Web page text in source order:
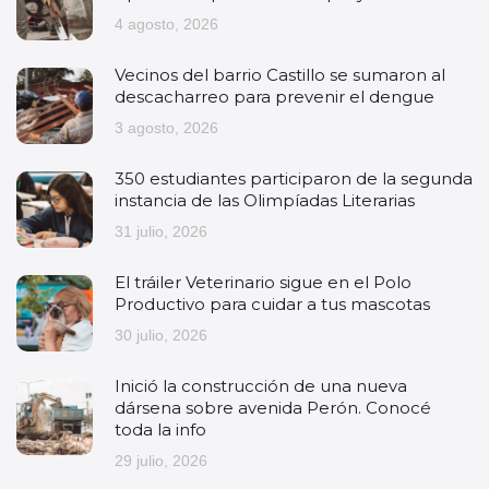
4 agosto, 2026
Vecinos del barrio Castillo se sumaron al
descacharreo para prevenir el dengue
3 agosto, 2026
350 estudiantes participaron de la segunda
instancia de las Olimpíadas Literarias
31 julio, 2026
El tráiler Veterinario sigue en el Polo
Productivo para cuidar a tus mascotas
30 julio, 2026
Inició la construcción de una nueva
dársena sobre avenida Perón. Conocé
toda la info
29 julio, 2026